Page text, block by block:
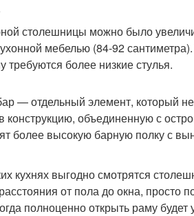
столешницы можно было
мебелью (84-92
требуются более низкие стулья.
— отдельный элемент, который
конструкцию, объединенную с
более высокую барную полку с
кухнях выгодно смотрятся
от пола до окна,
полноценно открыть раму